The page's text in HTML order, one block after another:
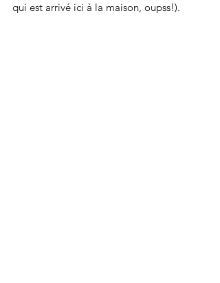
qui est arrivé ici à la maison, oupss!).